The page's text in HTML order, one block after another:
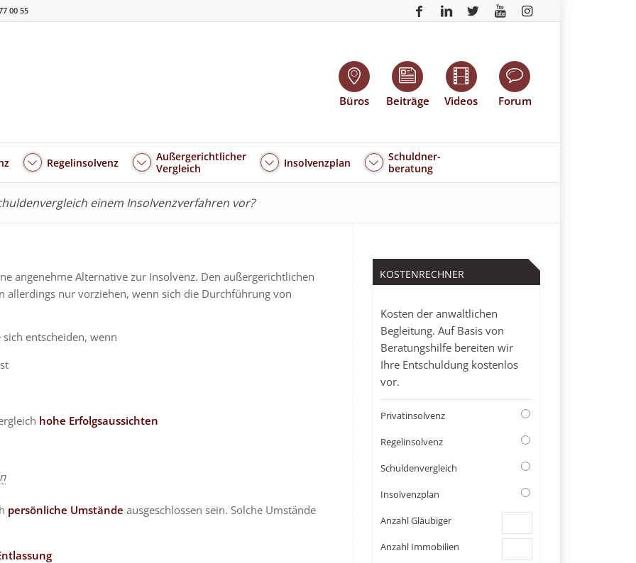
00 55
Büros Beiträge Videos Forum
Regelinsolvenz
Außergerichtlicher
Vergleich
Insolvenzplan
Schuldner-
beratung
einem Insolvenzverfahren vor?
angenehme Alternative zur Insolvenz. Den außergerichtlichen
allerdings nur vorziehen, wenn sich die Durchführung von
entscheiden, wenn
hohe Erfolgsaussichten
persönliche Umstände ausgeschlossen sein. Solche Umstände
KOSTENRECHNER
Kosten der anwaltlichen
Begleitung. Auf Basis von
Beratungshilfe bereiten wir
Ihre Entschuldung kostenlos
vor.
Privatinsolvenz
Regelinsolvenz
Schuldenvergleich
Insolvenzplan
Anzahl Gläubiger
Anzahl Immobilien